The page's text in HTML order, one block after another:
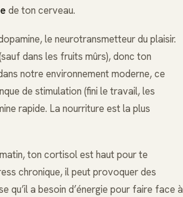
de ton cerveau.
le neurotransmetteur du plaisir.
dans les fruits mûrs), donc ton
notre environnement moderne, ce
de stimulation (fini le travail, les
rapide. La nourriture est la plus
ton cortisol est haut pour te
chronique, il peut provoquer des
qu’il a besoin d’énergie pour faire face à